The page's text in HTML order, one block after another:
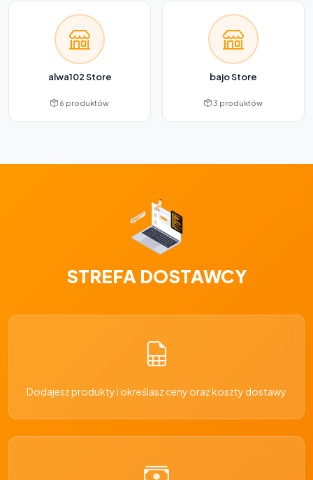
alwa102 Store
6 produktów
bajo Store
3 produktów
STREFA DOSTAWCY
Dodajesz produkty i określasz ceny oraz koszty dostawy